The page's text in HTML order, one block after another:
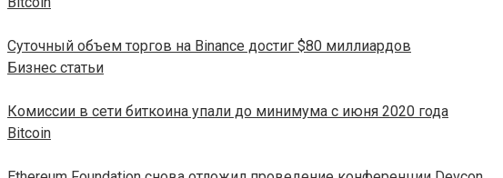
Суточный объем торгов на Binance достиг $80 миллиардов
Бизнес статьи
Комиссии в сети биткоина упали до минимума с июня 2020 года
Bitcoin